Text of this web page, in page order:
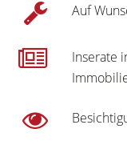
Auf
Inserate